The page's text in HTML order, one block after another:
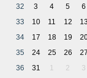
32
3 4 5 6
33
10 11 12 13
34
17 18 19
35
24 25 26 27
36
31 1 2 3